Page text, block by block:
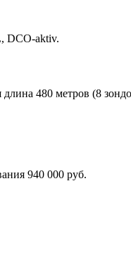
DCO-aktiv.
480 метров (8
940 000 руб.